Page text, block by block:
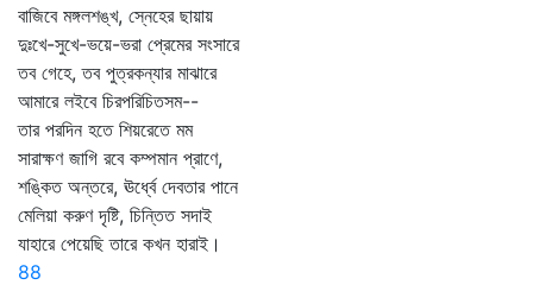
বাজিবে মঙ্গলশঙ্খ, স্নেহের ছায়ায়
দুঃখে-সুখে-ভয়ে-ভরা প্রেমের সংসারে
তব গেহে, তব পুত্রকন্যার মাঝারে
আমারে লইবে চিরপরিচিতসম--
তার পরদিন হতে শিয়রেতে মম
সারাক্ষণ জাগি রবে কম্পমান প্রাণে,
শঙ্কিত অন্তরে, ঊর্ধ্বে দেবতার পানে
মেলিয়া করুণ দৃষ্টি, চিন্তিত সদাই
যাহারে পেয়েছি তারে কখন হারাই।
88